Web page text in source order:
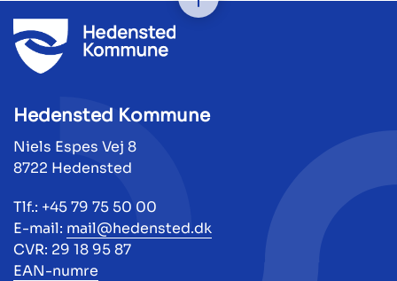
Hedensted Kommune
Niels Espes Vej 8
8722 Hedensted
Tlf.: +45 79 75 50 00
E-mail: mail@hedensted.dk
CVR: 29 18 95 87
EAN-numre